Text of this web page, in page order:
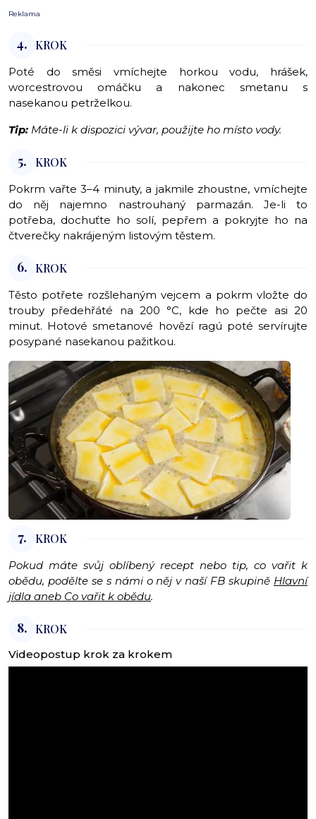
Reklama
4. KROK
Poté do směsi vmíchejte horkou vodu, hrášek,
worcestrovou omáčku a nakonec smetanu s
nasekanou petrželkou.
Tip: Máte-li k dispozici vývar, použijte ho místo vody.
5. KROK
Pokrm vařte 3–4 minuty, a jakmile zhoustne, vmíchejte
do něj najemno nastrouhaný parmazán. Je-li to
potřeba, dochuťte ho solí, pepřem a pokryjte ho na
čtverečky nakrájeným listovým těstem.
6. KROK
Těsto potřete rozšlehaným vejcem a pokrm vložte do
trouby předehřáté na 200 °C, kde ho pečte asi 20
minut. Hotové smetanové hovězí ragú poté servírujte
posypané nasekanou pažitkou.
7. KROK
Pokud máte svůj oblíbený recept nebo tip, co vařit k
obědu, podělte se s námi o něj v naší FB skupině Hlavní
jídla aneb Co vařit k obědu.
8. KROK
Videopostup krok za krokem